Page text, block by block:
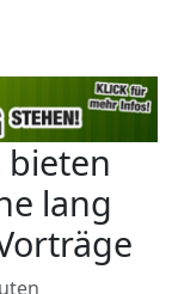
lang